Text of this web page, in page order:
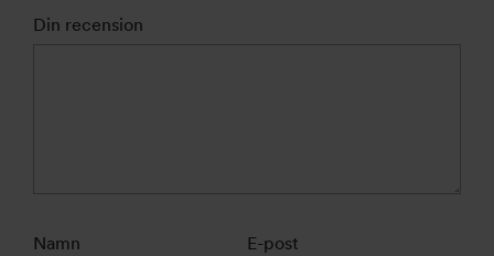
Din recension
Namn E-post